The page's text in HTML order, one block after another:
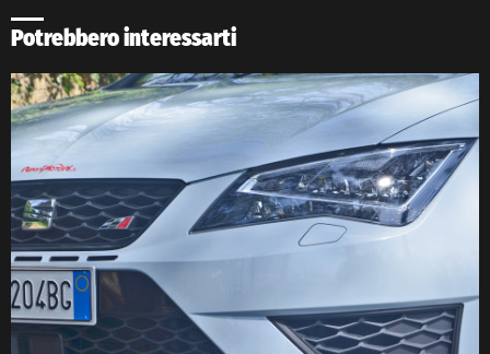
Potrebbero interessarti